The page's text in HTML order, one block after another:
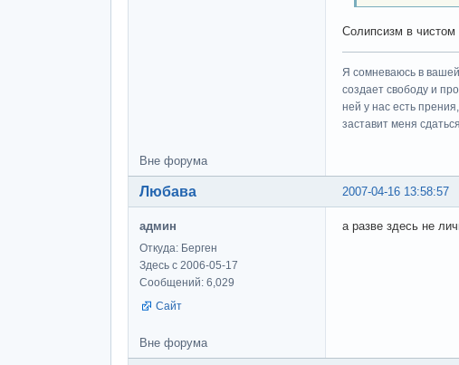
Солипсизм в чистом
Я сомневаюсь в
создает свободу и
ней у нас есть
заставит меня
Вне форума
2007-04-16 13:58:57
Любава
админ
Откуда: Берген
Здесь с 2006-05-17
Сообщений: 6,029
Сайт
а разве здесь не
Вне форума